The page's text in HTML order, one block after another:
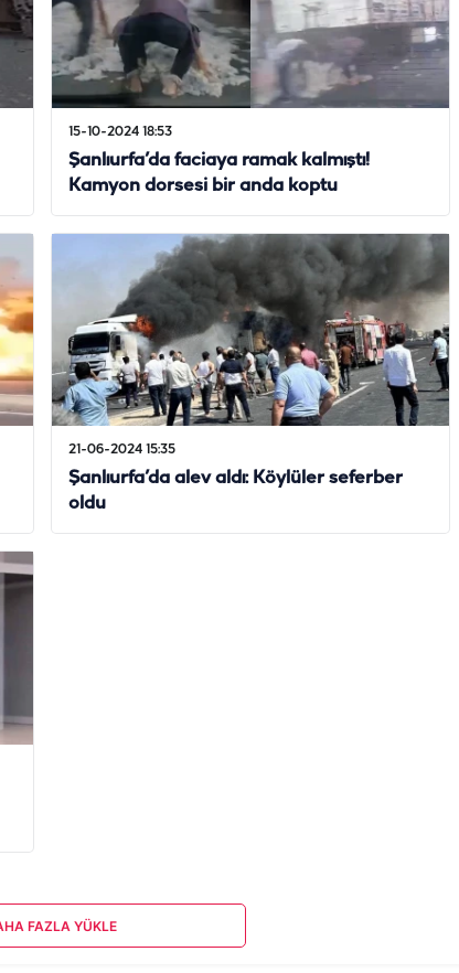
15-10-2024 18:53
Şanlıurfa’da faciaya ramak kalmıştı!
Kamyon dorsesi bir anda koptu
21-06-2024 15:35
Şanlıurfa’da alev aldı: Köylüler seferber
oldu
FAZLA YÜKLE